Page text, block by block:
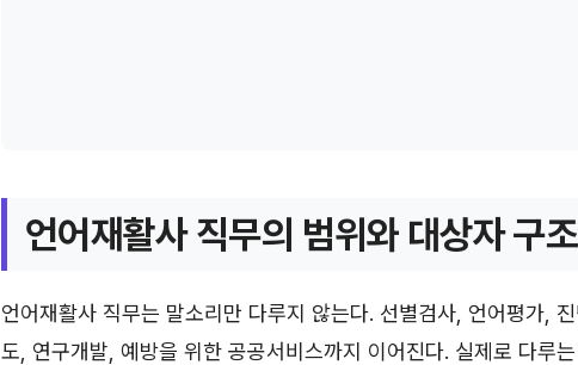
언어재활사 직무의 범위와 대상자 구조
언어재활사 직무는 말소리만 다루지 않는다. 선별검사, 언어평가,
도, 연구개발, 예방을 위한 공공서비스까지 이어진다. 실제로 다루